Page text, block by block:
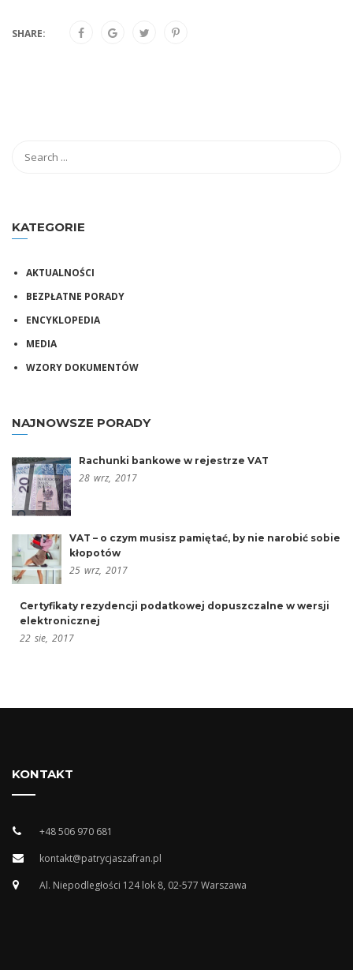
SHARE:
KATEGORIE
AKTUALNOŚCI
BEZPŁATNE PORADY
ENCYKLOPEDIA
MEDIA
WZORY DOKUMENTÓW
NAJNOWSZE PORADY
Rachunki bankowe w rejestrze VAT
28 wrz, 2017
VAT – o czym musisz pamiętać, by nie narobić sobie
kłopotów
25 wrz, 2017
Certyfikaty rezydencji podatkowej dopuszczalne w wersji
elektronicznej
22 sie, 2017
KONTAKT
+48 506 970 681
kontakt@patrycjaszafran.pl
Al. Niepodległości 124 lok 8, 02-577 Warszawa